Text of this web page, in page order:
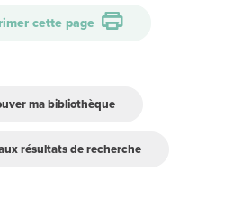
cette page
ma bibliothèque
résultats de recherche